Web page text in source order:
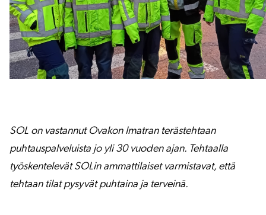
SOL on vastannut Ovakon Imatran terästehtaan
puhtauspalveluista jo yli 30 vuoden ajan. Tehtaalla
työskentelevät SOLin ammattilaiset varmistavat, että
tehtaan tilat pysyvät puhtaina ja terveinä.